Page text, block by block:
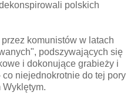
polskich
komunistów w latach
podszywających się
i dokonujące grabieży i
niejednokrotnie do tej pory
Wyklętym.